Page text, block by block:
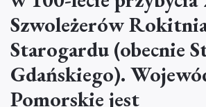
Szwoleżerów
Starogardu (obecnie
Gdańskiego).
Pomorskie jest